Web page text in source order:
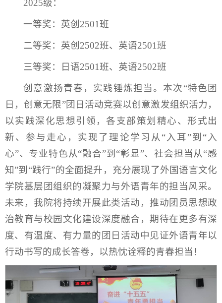
2025级：
一等奖：英创2501班
二等奖：英创2502班、英语2501班
三等奖：日语2501班、英语2502班
创意激扬青春，实践锤炼担当。本次“特色团
日，创意无限”团日活动竞赛以创意激发组织活力，
以实践深化思想引领，各支部策划精心、形式出
新、参与走心，实现了理论学习从“入耳”到“入
心”、专业特色从“融合”到“彰显”、社会担当从“感
知”到“践行”的全面提升，充分展现了外国语言文化
学院基层团组织的凝聚力与外语青年的担当风采。
未来，我院将持续开展此类活动，推动团员思想政
治教育与校园文化建设深度融合，期待在更多有深
度、有温度、有力量的团日活动中见证外语青年以
行动书写的成长答卷，以热忱诠释的青春担当！